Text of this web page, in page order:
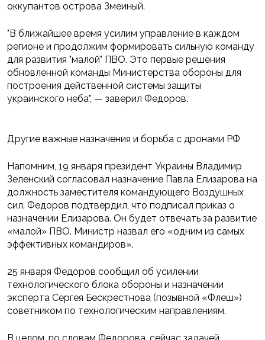
оккупантов острова Змеиный.
"В ближайшее время усилим управление в каждом
регионе и продолжим формировать сильную команду
для развития "малой" ПВО. Это первые решения
обновленной команды Министерства обороны для
построения действенной системы защиты
украинского неба", — заверил Федоров.
Другие важные назначения и борьба с дронами РФ
Напомним, 19 января президент Украины Владимир
Зеленский согласовал назначение Павла Елизарова на
должность заместителя командующего Воздушных
сил. Федоров подтвердил, что подписал приказ о
назначении Елизарова. Он будет отвечать за развитие
«малой» ПВО. Министр назвал его «одним из самых
эффективных командиров».
25 января Федоров сообщил об усилении
технологического блока обороны и назначении
эксперта Сергея Бескрестнова (позывной «Флеш»)
советником по технологическим направлениям.